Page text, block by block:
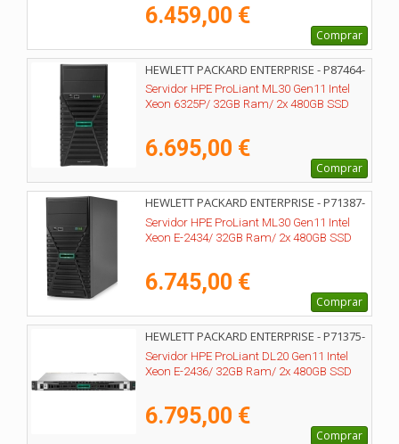
6.459,00 €
Comprar
HEWLETT PACKARD ENTERPRISE - P87464-
425
Servidor HPE ProLiant ML30 Gen11 Intel
Xeon 6325P/ 32GB Ram/ 2x 480GB SSD
6.695,00 €
Comprar
HEWLETT PACKARD ENTERPRISE - P71387-
425
Servidor HPE ProLiant ML30 Gen11 Intel
Xeon E-2434/ 32GB Ram/ 2x 480GB SSD
6.745,00 €
Comprar
HEWLETT PACKARD ENTERPRISE - P71375-
425
Servidor HPE ProLiant DL20 Gen11 Intel
Xeon E-2436/ 32GB Ram/ 2x 480GB SSD
6.795,00 €
Comprar